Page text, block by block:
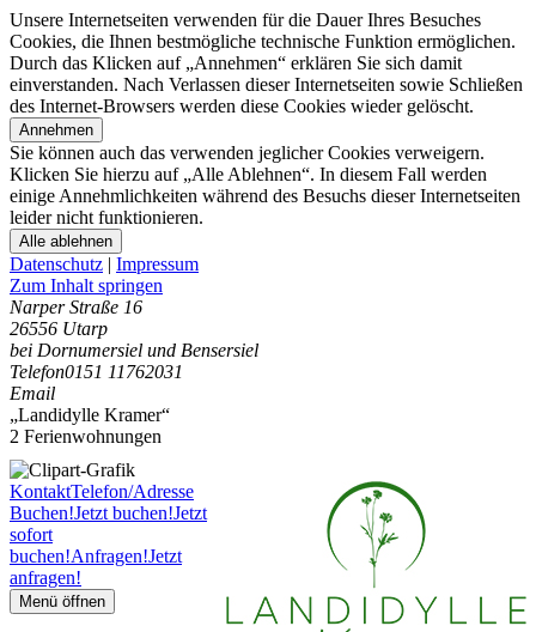
Unsere Internetseiten verwenden für die Dauer Ihres Besuches
Cookies, die Ihnen bestmögliche technische Funktion ermöglichen.
Durch das Klicken auf „Annehmen“ erklären Sie sich damit
einverstanden. Nach Verlassen dieser Internetseiten sowie Schließen
des Internet-Browsers werden diese Cookies wieder gelöscht.
Annehmen
Sie können auch das verwenden jeglicher Cookies verweigern.
Klicken Sie hierzu auf „Alle Ablehnen“. In diesem Fall werden
einige Annehmlichkeiten während des Besuchs dieser Internetseiten
leider nicht funktionieren.
Alle ablehnen
Datenschutz | Impressum
Zum Inhalt springen
Narper Straße 16
26556 Utarp
bei Dornumersiel und Bensersiel
Telefon0151 11762031
Email
„Landidylle Kramer“
2 Ferienwohnungen
KontaktTelefon/Adresse
Buchen!Jetzt buchen!Jetzt
sofort
buchen!Anfragen!Jetzt
anfragen!
Menü öffnen